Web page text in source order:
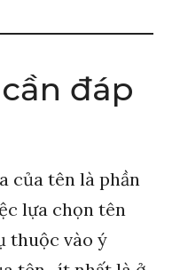
đáp
của tên là phần
lựa chọn tên
thuộc vào ý